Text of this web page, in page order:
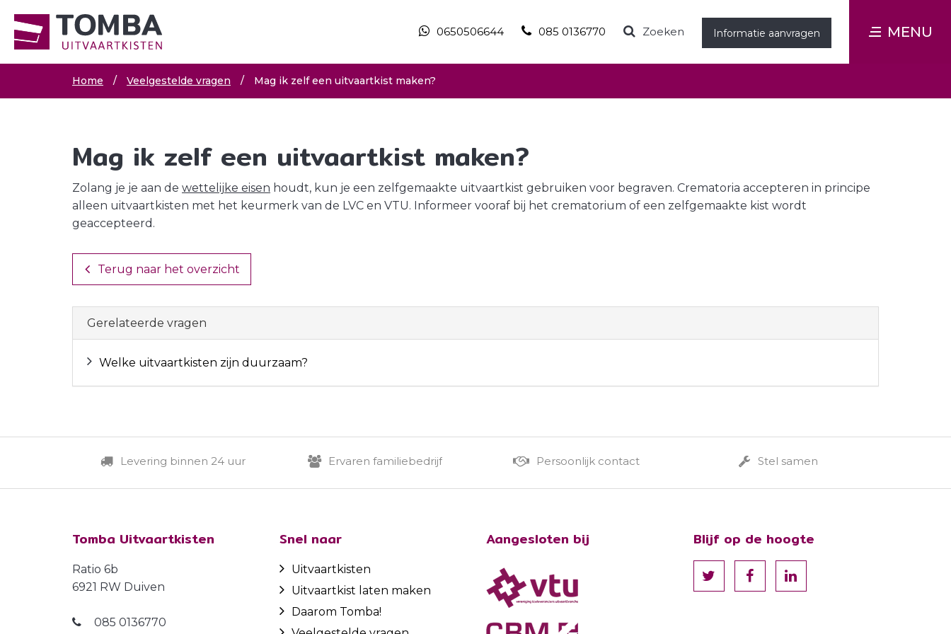
MENU
Informatie aanvragen
Zoeken
085 0136770
0650506644
Home / Veelgestelde vragen / Mag ik zelf een uitvaartkist maken?
Mag ik zelf een uitvaartkist maken?
Zolang je je aan de wettelijke eisen houdt, kun je een zelfgemaakte uitvaartkist gebruiken voor begraven. Crematoria accepteren in principe
alleen uitvaartkisten met het keurmerk van de LVC en VTU. Informeer vooraf bij het crematorium of een zelfgemaakte kist wordt
geaccepteerd.
Terug naar het overzicht
Gerelateerde vragen
Welke uitvaartkisten zijn duurzaam?
Levering binnen 24 uur Ervaren familiebedrijf Persoonlijk contact Stel samen
Tomba Uitvaartkisten
Ratio 6b
6921 RW Duiven
085 0136770
Snel naar
Uitvaartkisten
Uitvaartkist laten maken
Daarom Tomba!
Aangesloten bij Blijf op de hoogte